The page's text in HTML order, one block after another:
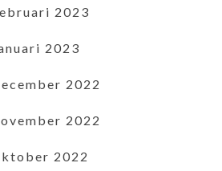
2023
2023
2022
2022
2022